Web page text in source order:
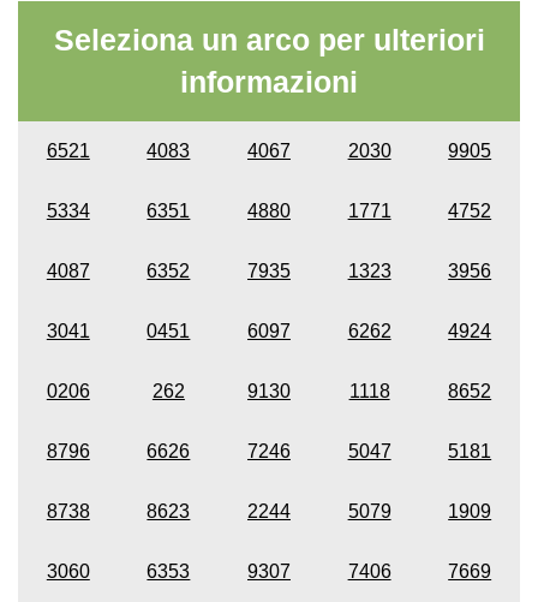
Seleziona un arco per ulteriori
informazioni
6521 4083 4067 2030 9905
5334 6351 4880 1771 4752
4087 6352 7935 1323 3956
3041 0451 6097 6262 4924
0206 262 9130 1118 8652
8796 6626 7246 5047 5181
8738 8623 2244 5079 1909
3060 6353 9307 7406 7669